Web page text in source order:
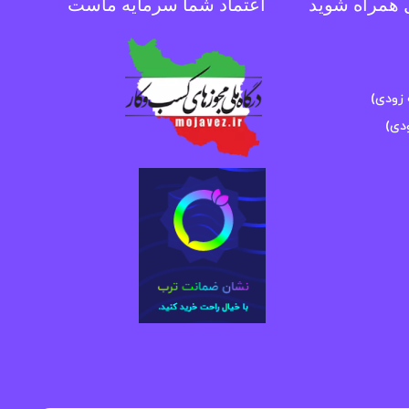
همراه شوید اعتماد شما سرمایه ماست